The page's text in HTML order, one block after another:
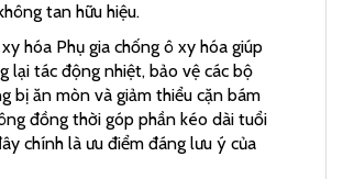
tan hữu hiệu.
hóa Phụ gia chống ô xy hóa giúp
lại tác động nhiệt, bảo vệ các bộ
bị ăn mòn và giảm thiểu cặn bám
đồng thời góp phần kéo dài tuổi
chính là ưu điểm đáng lưu ý của